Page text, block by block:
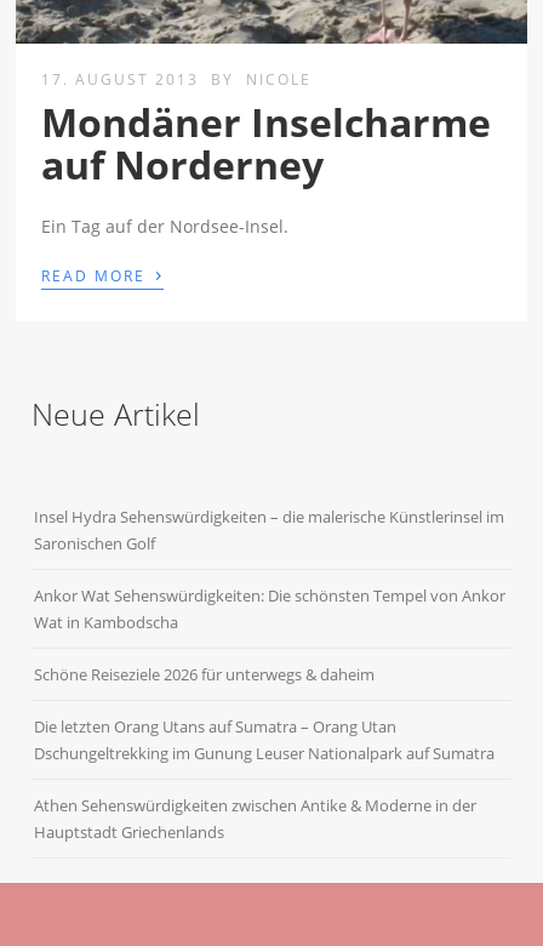
17. AUGUST 2013 BY NICOLE
Mondäner Inselcharme
auf Norderney
Ein Tag auf der Nordsee-Insel.
READ MORE ›
Neue Artikel
Insel Hydra Sehenswürdigkeiten – die malerische Künstlerinsel im
Saronischen Golf
Ankor Wat Sehenswürdigkeiten: Die schönsten Tempel von Ankor
Wat in Kambodscha
Schöne Reiseziele 2026 für unterwegs & daheim
Die letzten Orang Utans auf Sumatra – Orang Utan
Dschungeltrekking im Gunung Leuser Nationalpark auf Sumatra
Athen Sehenswürdigkeiten zwischen Antike & Moderne in der
Hauptstadt Griechenlands